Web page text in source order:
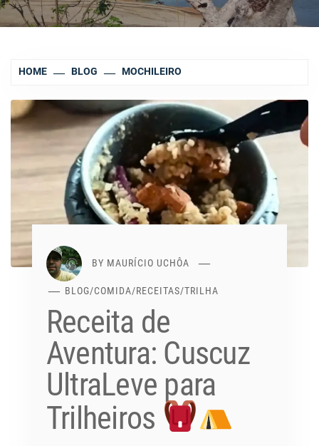
HOME BLOG MOCHILEIRO
BY MAURÍCIO UCHÔA
BLOG/COMIDA/RECEITAS/TRILHA
Receita de
Aventura: Cuscuz
UltraLeve para
Trilheiros